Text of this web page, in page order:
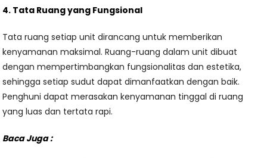
4. Tata Ruang yang Fungsional
Tata ruang setiap unit dirancang untuk memberikan
kenyamanan maksimal. Ruang-ruang dalam unit dibuat
dengan mempertimbangkan fungsionalitas dan estetika,
sehingga setiap sudut dapat dimanfaatkan dengan baik.
Penghuni dapat merasakan kenyamanan tinggal di ruang
yang luas dan tertata rapi.
Baca Juga :